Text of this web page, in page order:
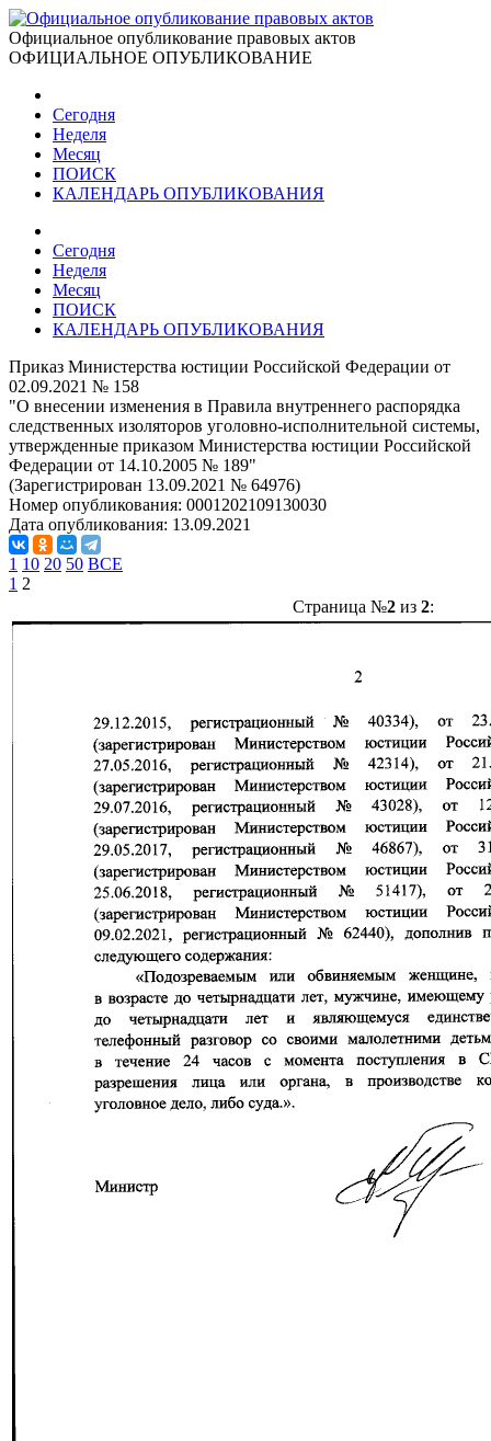
Официальное опубликование правовых актов
ОФИЦИАЛЬНОЕ ОПУБЛИКОВАНИЕ
Сегодня
Неделя
Месяц
ПОИСК
КАЛЕНДАРЬ ОПУБЛИКОВАНИЯ
Сегодня
Неделя
Месяц
ПОИСК
КАЛЕНДАРЬ ОПУБЛИКОВАНИЯ
Приказ Министерства юстиции Российской Федерации от
02.09.2021 № 158
"О внесении изменения в Правила внутреннего распорядка
следственных изоляторов уголовно-исполнительной системы,
утвержденные приказом Министерства юстиции Российской
Федерации от 14.10.2005 № 189"
(Зарегистрирован 13.09.2021 № 64976)
Номер опубликования: 0001202109130030
Дата опубликования: 13.09.2021
1 10 20 50 ВСЕ
1 2
Страница №2из 2: